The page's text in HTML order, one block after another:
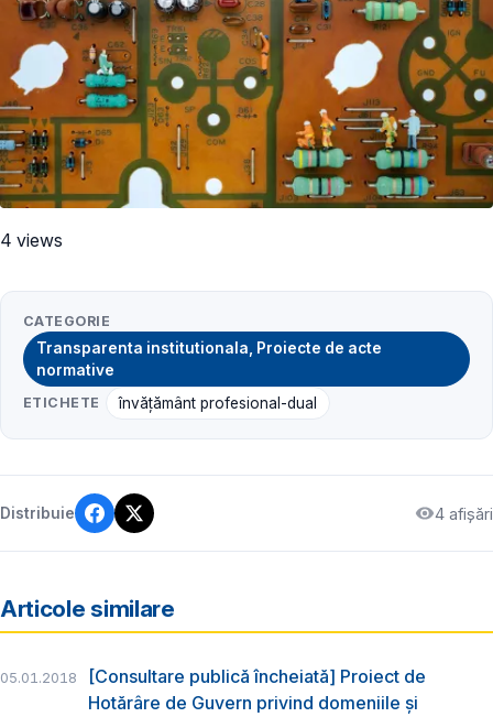
4 views
CATEGORIE
Transparenta institutionala, Proiecte de acte
normative
ETICHETE învățământ profesional-dual
Distribuie 4 afișări
Articole similare
05.01.2018
[Consultare publică încheiată] Proiect de
Hotărâre de Guvern privind domeniile şi